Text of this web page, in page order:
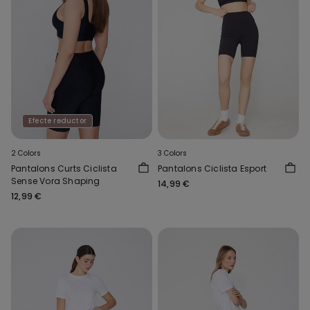
Efecte reductor
2 Colors
Pantalons Curts Ciclista
Sense Vora Shaping
12,99 €
3 Colors
Pantalons Ciclista Esport
14,99 €